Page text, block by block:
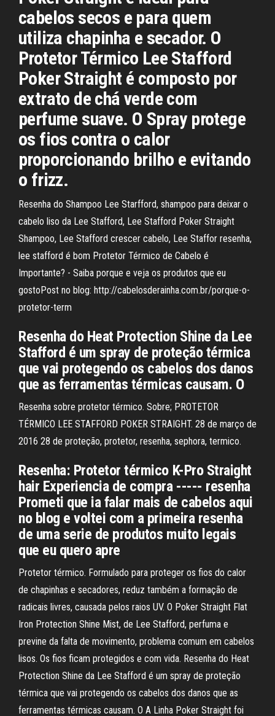
cabelos secos e para quem
utiliza chapinha e secador. O
Protetor Térmico Lee Stafford
Poker Straight é composto por
extrato de chá verde com
perfume suave. O Spray protege
os fios contra o calor
proporcionando brilho e evitando
o frizz.
Resenha do Shampoo Lee Starfford, shampoo para deixar o
cabelo liso da Lee Stafford, Lee Stafford Poker Straight
Shampoo, Lee Stafford crescer cabelo, Lee Staffor resenha,
lee stafford é bom Protetor Térmico de Cabelo é
Importante? - Saiba porque e veja os produtos que eu
gostoPost no blog: http://cabelosderainha.com.br/porque-o-
protetor-term
Resenha do Heat Protection Shine da Lee
Stafford é um spray de proteção térmica
que vai protegendo os cabelos dos danos
que as ferramentas térmicas causam. O
Resenha sobre protetor térmico. Sobre; PROTETOR
TÉRMICO LEE STAFFORD POKER STRAIGHT. 28 de março de
2016 28 de proteção, protetor, resenha, sephora, termico.
Resenha: Protetor térmico K-Pro Straight
hair Experiencia de compra ----- resenha
Prometi que ia falar mais de cabelos aqui
no blog e voltei com a primeira resenha
de uma serie de produtos muito legais
que eu quero apre
Protetor térmico. Formulado para proteger os fios do calor
de chapinhas e secadores, reduz também a formação de
radicais livres, causada pelos raios UV. O Poker Straight Flat
Iron Protection Shine Mist, de Lee Stafford, perfuma e
previne da falta de movimento, problema comum em cabelos
lisos. Os fios ficam protegidos e com vida. Resenha do Heat
Protection Shine da Lee Stafford é um spray de proteção
térmica que vai protegendo os cabelos dos danos que as
ferramentas térmicas causam. O A Linha Poker Straight foi